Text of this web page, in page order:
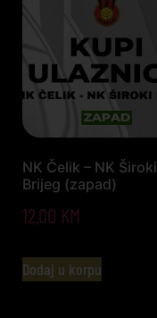
NK Čelik – NK Široki
Brijeg (zapad)
12,00 KM
Dodaj u korpu